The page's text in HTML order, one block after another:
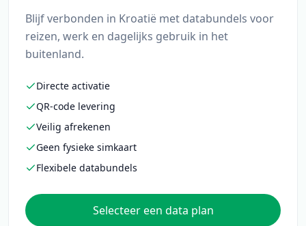
Blijf verbonden in Kroatië met databundels voor
reizen, werk en dagelijks gebruik in het
buitenland.
Directe activatie
QR-code levering
Veilig afrekenen
Geen fysieke simkaart
Flexibele databundels
Selecteer een data plan